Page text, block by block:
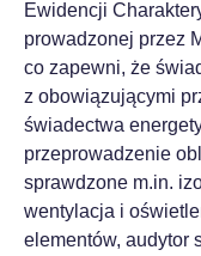
Ewidencji
prowadzonej przez
co zapewni, że
z obowiązującymi
świadectwa
przeprowadzenie
sprawdzone m.in.
wentylacja i
elementów, audytor